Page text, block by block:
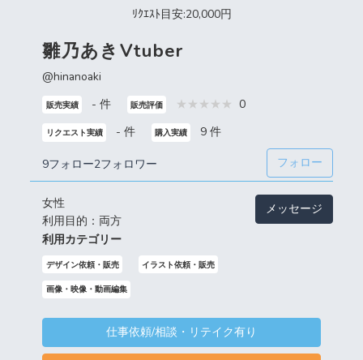
ﾘｸｴｽﾄ目安:20,000円
雛乃あきVtuber
@hinanoaki
販売実績 - 件 販売評価 0
リクエスト実績 - 件 購入実績 9 件
9フォロー2フォロワー フォロー
女性
利用目的：両方
メッセージ
利用カテゴリー
デザイン依頼・販売 イラスト依頼・販売
画像・映像・動画編集
仕事依頼/相談・リテイク有り